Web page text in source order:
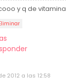
y q de
2012 a las 12:58